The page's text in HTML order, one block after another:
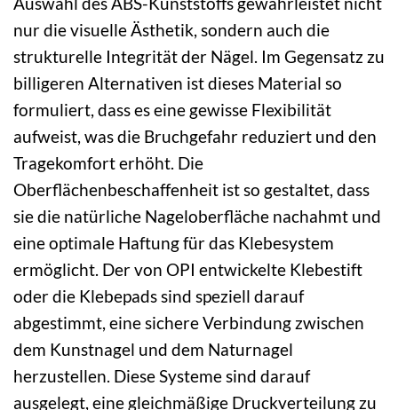
nur die visuelle Ästhetik, sondern auch die
strukturelle Integrität der Nägel. Im Gegensatz zu
billigeren Alternativen ist dieses Material so
formuliert, dass es eine gewisse Flexibilität
aufweist, was die Bruchgefahr reduziert und den
Tragekomfort erhöht. Die
Oberflächenbeschaffenheit ist so gestaltet, dass
sie die natürliche Nageloberfläche nachahmt und
eine optimale Haftung für das Klebesystem
ermöglicht. Der von OPI entwickelte Klebestift
oder die Klebepads sind speziell darauf
abgestimmt, eine sichere Verbindung zwischen
dem Kunstnagel und dem Naturnagel
herzustellen. Diese Systeme sind darauf
ausgelegt, eine gleichmäßige Druckverteilung zu